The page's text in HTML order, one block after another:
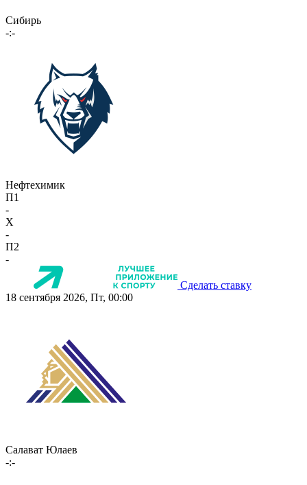
Сибирь
-:-
Нефтехимик
П1
-
X
-
П2
-
Сделать ставку
18 сентября 2026, Пт, 00:00
Салават Юлаев
-:-